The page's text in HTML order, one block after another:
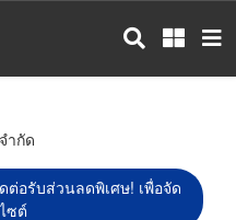
ำกัด
อรับส่วนลดพิเศษ! เพื่อจัด
ซต์